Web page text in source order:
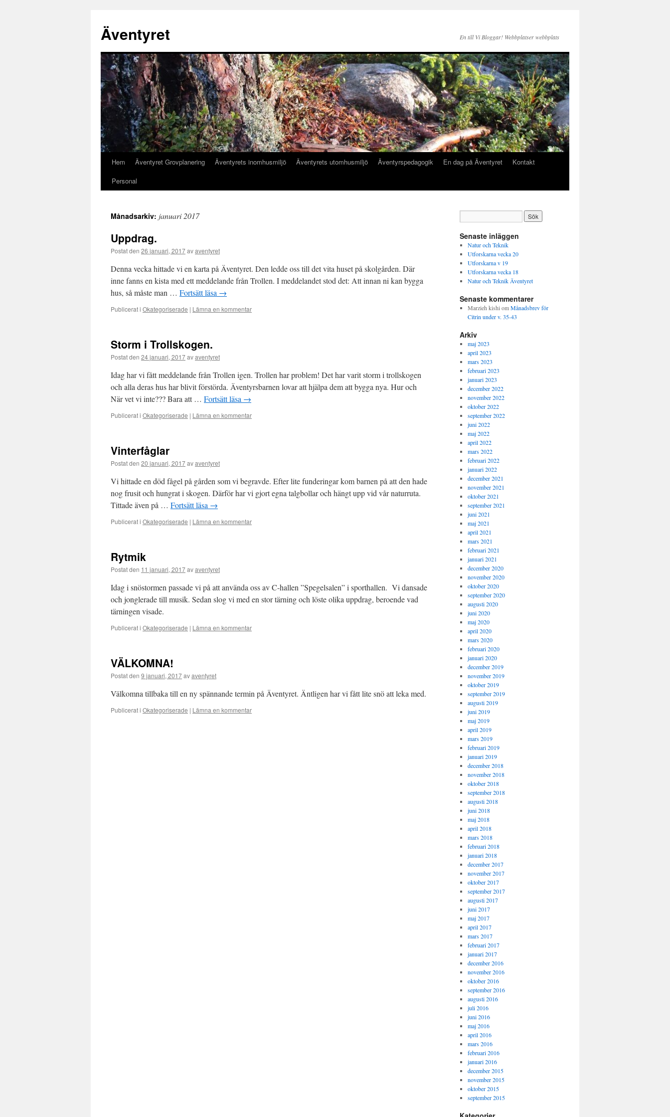
Äventyret En till Vi Bloggar! Webbplatser webbplats
Hoppa
Hem Äventyret Grovplanering Äventyrets inomhusmiljö Äventyrets utomhusmiljö Äventyrspedagogik En dag på Äventyret
Kontakt
Personal
Månadsarkiv: januari 2017
Uppdrag.
Postat den 26 januari, 2017avaventyret
Denna vecka hittade vi en karta på Äventyret. Den ledde oss till det vita huset på skolgården. Där
inne fanns en kista med ett meddelande från Trollen. I meddelandet stod det: Att innan ni kan bygga
hus, så måste man … Fortsätt läsa →
Publicerat i Okategoriserade | Lämna en kommentar
Storm i Trollskogen.
Postat den 24 januari, 2017avaventyret
Idag har vi fått meddelande från Trollen igen. Trollen har problem! Det har varit storm i trollskogen
och alla deras hus har blivit förstörda. Äventyrsbarnen lovar att hjälpa dem att bygga nya. Hur och
När vet vi inte??? Bara att … Fortsätt läsa →
Publicerat i Okategoriserade | Lämna en kommentar
Vinterfåglar
Postat den 20 januari, 2017avaventyret
Vi hittade en död fågel på gården som vi begravde. Efter lite funderingar kom barnen på att den hade
nog frusit och hungrat i skogen. Därför har vi gjort egna talgbollar och hängt upp vid vår naturruta.
Tittade även på … Fortsätt läsa →
Publicerat i Okategoriserade | Lämna en kommentar
Rytmik
Postat den 11 januari, 2017avaventyret
Idag i snöstormen passade vi på att använda oss av C-hallen ”Spegelsalen” i sporthallen. Vi dansade
och jonglerade till musik. Sedan slog vi med en stor tärning och löste olika uppdrag, beroende vad
tärningen visade.
Publicerat i Okategoriserade | Lämna en kommentar
VÄLKOMNA!
Postat den 9 januari, 2017avaventyret
Välkomna tillbaka till en ny spännande termin på Äventyret. Äntligen har vi fått lite snö att leka med.
Publicerat i Okategoriserade | Lämna en kommentar
Senaste inläggen
Natur och Teknik
Utforskarna vecka 20
Utforskarna v 19
Utforskarna vecka 18
Natur och Teknik Äventyret
Senaste kommentarer
Marzieh kishi omMånadsbrev för
Citrin under v. 35-43
Arkiv
maj 2023
april 2023
mars 2023
februari 2023
januari 2023
december 2022
november 2022
oktober 2022
september 2022
juni 2022
maj 2022
april 2022
mars 2022
februari 2022
januari 2022
december 2021
november 2021
oktober 2021
september 2021
juni 2021
maj 2021
april 2021
mars 2021
februari 2021
januari 2021
december 2020
november 2020
oktober 2020
september 2020
augusti 2020
juni 2020
maj 2020
april 2020
mars 2020
februari 2020
januari 2020
december 2019
november 2019
oktober 2019
september 2019
augusti 2019
juni 2019
maj 2019
april 2019
mars 2019
februari 2019
januari 2019
december 2018
november 2018
oktober 2018
september 2018
augusti 2018
juni 2018
maj 2018
april 2018
mars 2018
februari 2018
januari 2018
december 2017
november 2017
oktober 2017
september 2017
augusti 2017
juni 2017
maj 2017
april 2017
mars 2017
februari 2017
januari 2017
december 2016
november 2016
oktober 2016
september 2016
augusti 2016
juli 2016
juni 2016
maj 2016
april 2016
mars 2016
februari 2016
januari 2016
december 2015
november 2015
oktober 2015
september 2015